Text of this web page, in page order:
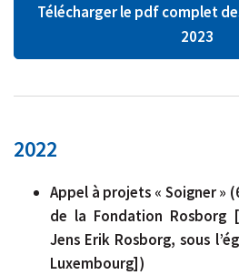
Télécharger le pdf complet
2023
2022
Appel à projets « Soigner »
de la Fondation Rosborg
Jens Erik Rosborg, sous
Luxembourg])